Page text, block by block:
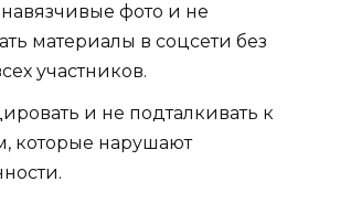
фото и не
материалы в соцсети без
участников.
и не подталкивать к
которые нарушают